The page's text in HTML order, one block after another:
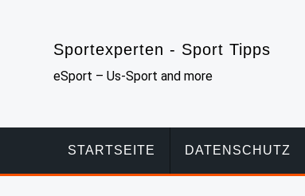
Sportexperten - Sport Tipps
eSport – Us-Sport and more
STARTSEITE DATENSCHUTZ